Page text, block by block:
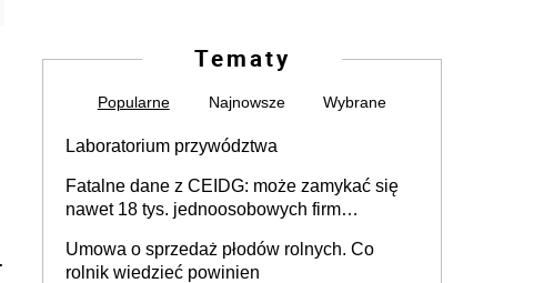
Tematy
Popularne Najnowsze Wybrane
Laboratorium przywództwa
Fatalne dane z CEIDG: może zamykać się
nawet 18 tys. jednoosobowych firm
Umowa o sprzedaż płodów rolnych. Co
rolnik wiedzieć powinien